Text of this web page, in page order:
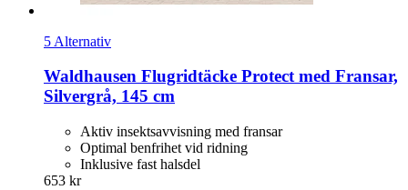
5 Alternativ
Waldhausen Flugridtäcke Protect med Fransar,
Silvergrå, 145 cm
Aktiv insektsavvisning med fransar
Optimal benfrihet vid ridning
Inklusive fast halsdel
653 kr